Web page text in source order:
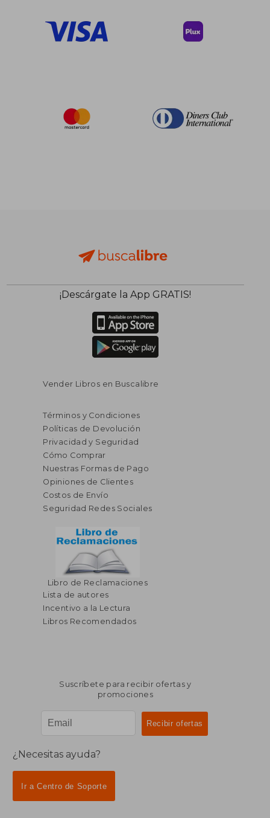
¡Descárgate la App GRATIS!
Vender Libros en Buscalibre
Términos y Condiciones
Políticas de Devolución
Privacidad y Seguridad
Cómo Comprar
Nuestras Formas de Pago
Opiniones de Clientes
Costos de Envío
Seguridad Redes Sociales
Libro de Reclamaciones
Lista de autores
Incentivo a la Lectura
Libros Recomendados
Suscríbete para recibir ofertas y
promociones
¿Necesitas ayuda?
Ir a Centro de Soporte